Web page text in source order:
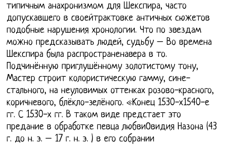
типичным анахронизмом для Шекспира, часто
допускавшего в своейтрактовке античных сюжетов
подобные нарушения хронологии. Что по звездам
можно предсказывать людей, судьбу – Во времена
Шекспира была распространенавера в то.
Подчинённую приглушённому золотистому тону,
Мастер строит колористическую гамму, сине-
стального, на неуловимых оттенках розово-красного,
коричневого, блёкло-зелёного. «Конец 1530-х1540-е
гг. С 1530-х гг. В таком виде предстает это
предание в обработке певца любвиОвидия Назона (43
г. до н. э. – 17 г. н. э. ) в его собрании